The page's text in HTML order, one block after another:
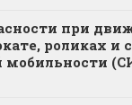
при
роликах и
мобильности